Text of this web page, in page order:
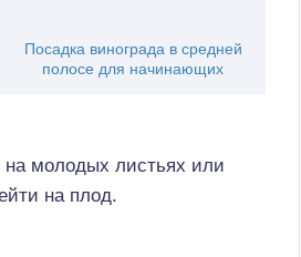
Посадка винограда в средней
полосе для начинающих
на молодых листьях или
на плод.